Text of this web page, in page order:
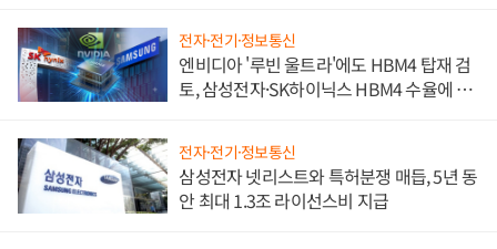
전자·전기·정보통신
엔비디아 '루빈 울트라'에도 HBM4 탑재 검
토, 삼성전자·SK하이닉스 HBM4 수율에 주
전자·전기·정보통신
삼성전자 넷리스트와 특허분쟁 매듭, 5년 동
안 최대 1.3조 라이선스비 지급